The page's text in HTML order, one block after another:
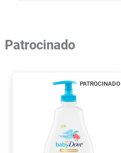
Patrocinado
PATROCINADO